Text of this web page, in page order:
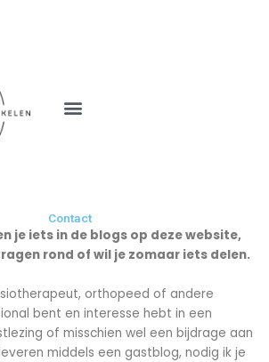
M
e
Contact
je iets in de blogs op deze website,
rond of wil je zomaar iets delen.
orthopeed of andere
bent en interesse hebt in een
of misschien wel een bijdrage aan
middels een gastblog, nodig ik je